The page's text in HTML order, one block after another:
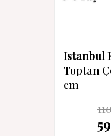
Istanbul
Toptan
cm
59